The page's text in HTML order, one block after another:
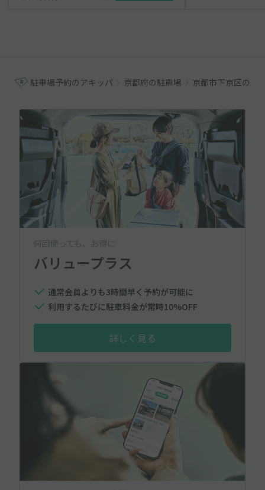
駐車場予約のアキッパ 京都府の駐車場 京都市下京区の駐
何回使っても、お得に
バリュープラス
通常会員よりも3時間早く予約が可能に
利用するたびに駐車料金が常時10%OFF
詳しく見る